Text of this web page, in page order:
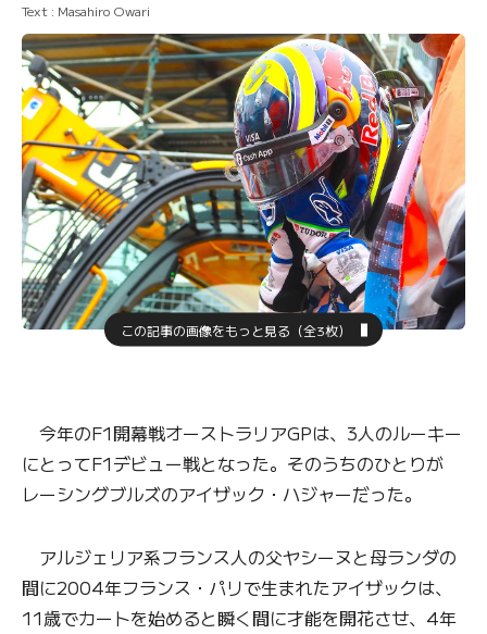
Text : Masahiro Owari
この記事の画像をもっと見る（全3枚）
今年のF1開幕戦オーストラリアGPは、3人のルーキー
にとってF1デビュー戦となった。そのうちのひとりが
レーシングブルズのアイザック・ハジャーだった。
アルジェリア系フランス人の父ヤシーヌと母ランダの
間に2004年フランス・パリで生まれたアイザックは、
11歳でカートを始めると瞬く間に才能を開花させ、4年